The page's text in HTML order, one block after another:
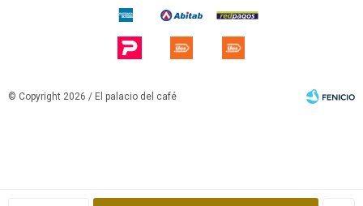
© Copyright 2026 / El palacio del café